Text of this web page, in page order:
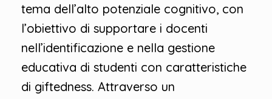
tema dell’alto potenziale cognitivo, con
l’obiettivo di supportare i docenti
nell’identificazione e nella gestione
educativa di studenti con caratteristiche
di giftedness. Attraverso un